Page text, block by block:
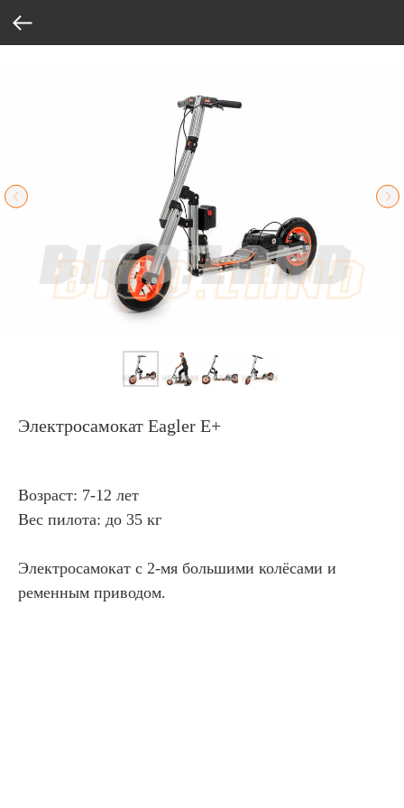
Электросамокат Eagler E+
Возраст: 7-12 лет
Вес пилота: до 35 кг
Электросамокат с 2-мя большими колёсами и
ременным приводом.